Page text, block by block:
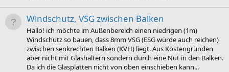
Windschutz, VSG zwischen Balken
Hallo! ich möchte im Außenbereich einen niedrigen (1m)
Windschutz so bauen, dass 8mm VSG (ESG würde auch reichen)
zwischen senkrechten Balken (KVH) liegt. Aus Kostengründen
aber nicht mit Glashaltern sondern durch eine Nut in den Balken.
Da ich die Glasplatten nicht von oben einschieben kann...